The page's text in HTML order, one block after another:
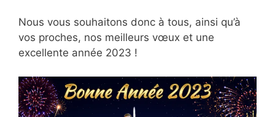
Nous vous souhaitons donc à tous, ainsi qu’à
vos proches, nos meilleurs vœux et une
excellente année 2023 !